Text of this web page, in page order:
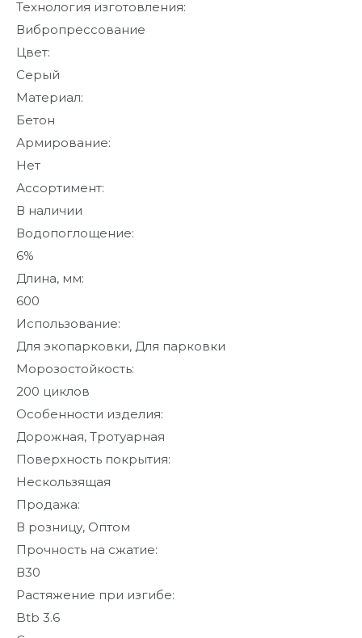
Технология изготовления:
Вибропрессование
Цвет:
Серый
Материал:
Бетон
Армирование:
Нет
Ассортимент:
В наличии
Водопоглощение:
6%
Длина, мм:
600
Использование:
Для экопарковки, Для парковки
Морозостойкость:
200 циклов
Особенности изделия:
Дорожная, Тротуарная
Поверхность покрытия:
Нескользящая
Продажа:
В розницу, Оптом
Прочность на сжатие:
В30
Растяжение при изгибе:
Btb 3.6